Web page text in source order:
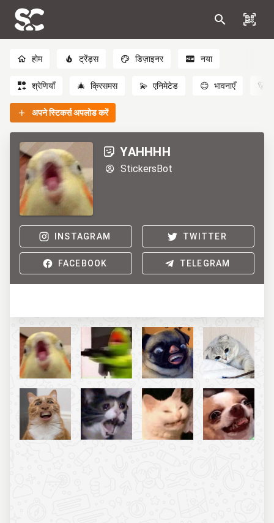
होम ट्रेंड्स डिज़ाइनर नया
श्रेणियाँ 🎄 क्रिसमस 💫 एनिमेटेड 😊 भावनाएँ 🐻
अपने स्टिकर्स अपलोड करें
YAHHHH
StickersBot
INSTAGRAM TWITTER
FACEBOOK TELEGRAM